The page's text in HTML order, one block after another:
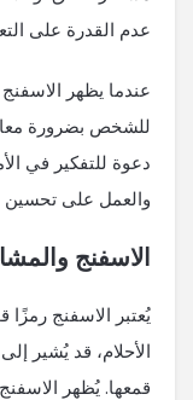
عدم القدرة على
عندما يظهر
للشخص بضرورة
دعوة للتفكير في
والعمل على تحسين
الاسفنج
يُعتبر الاسفنج
الأحلام، قد يُشير
قمعها. يُظهر